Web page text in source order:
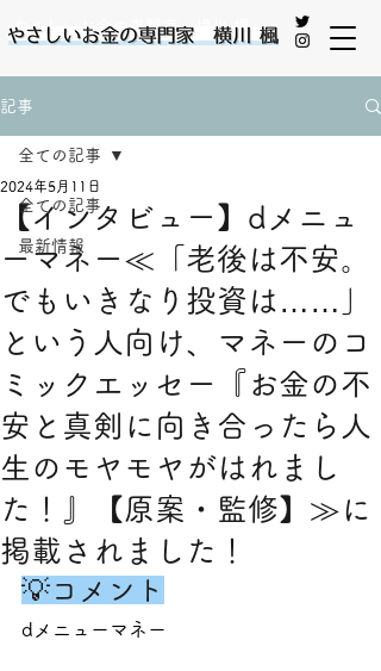
やさしいお金の専門家 横川 楓
記事
全ての記事
最新情報
全ての記事
【インタビュー】dメニュ
ーマネー≪「老後は不安。
でもいきなり投資は……」
という人向け、マネーのコ
ミックエッセー『お金の不
安と真剣に向き合ったら人
生のモヤモヤがはれまし
た！』【原案・監修】≫に
掲載されました！
2024年5月11日
💡コメント
dメニューマネー